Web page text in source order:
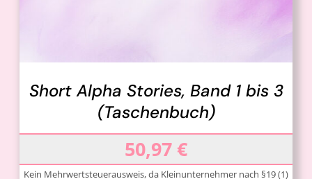
Short Alpha Stories, Band 1 bis 3
(Taschenbuch)
50,97 €
Kein Mehrwertsteuerausweis, da Kleinunternehmer nach §19 (1)